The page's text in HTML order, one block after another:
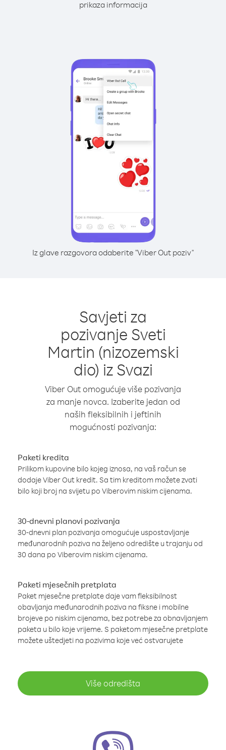
prikaza informacija
Iz glave razgovora odaberite "Viber Out poziv"
Savjeti za
pozivanje Sveti
Martin (nizozemski
dio) iz Svazi
Viber Out omogućuje više pozivanja
za manje novca. Izaberite jedan od
naših fleksibilnih i jeftinih
mogućnosti pozivanja:
Paketi kredita
Prilikom kupovine bilo kojeg iznosa, na vaš račun se
dodaje Viber Out kredit. Sa tim kreditom možete zvati
bilo koji broj na svijetu po Viberovim niskim cijenama.
30-dnevni planovi pozivanja
30-dnevni plan pozivanja omogućuje uspostavljanje
međunarodnih poziva na željeno odredište u trajanju od
30 dana po Viberovim niskim cijenama.
Paketi mjesečnih pretplata
Paket mjesečne pretplate daje vam fleksibilnost
obavljanja međunarodnih poziva na fiksne i mobilne
brojeve po niskim cijenama, bez potrebe za obnavljanjem
paketa u bilo koje vrijeme. S paketom mjesečne pretplate
možete uštedjeti na pozivima koje već ostvarujete
Više odredišta